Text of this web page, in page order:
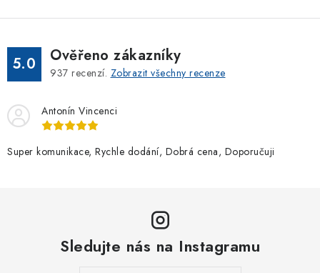
5.0 Ověřeno zákazníky
937 recenzí. Zobrazit všechny recenze
Antonín Vincenci
Super komunikace, Rychle dodání, Dobrá cena, Doporučuji
Sledujte nás na Instagramu